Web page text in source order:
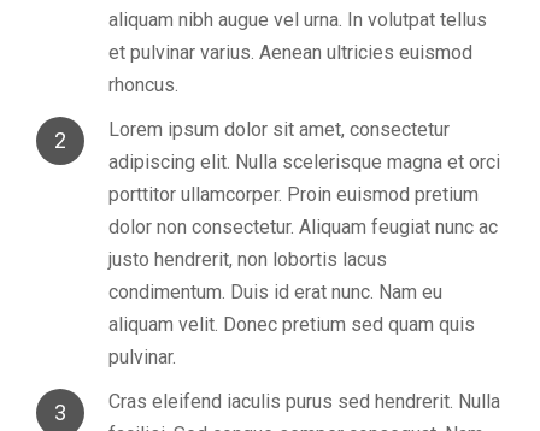
aliquam nibh augue vel urna. In volutpat tellus
et pulvinar varius. Aenean ultricies euismod
rhoncus.
2
Lorem ipsum dolor sit amet, consectetur
adipiscing elit. Nulla scelerisque magna et orci
porttitor ullamcorper. Proin euismod pretium
dolor non consectetur. Aliquam feugiat nunc ac
justo hendrerit, non lobortis lacus
condimentum. Duis id erat nunc. Nam eu
aliquam velit. Donec pretium sed quam quis
pulvinar.
3
Cras eleifend iaculis purus sed hendrerit. Nulla